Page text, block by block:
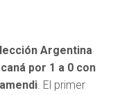
Argentina
por 1 a 0 con
. El primer